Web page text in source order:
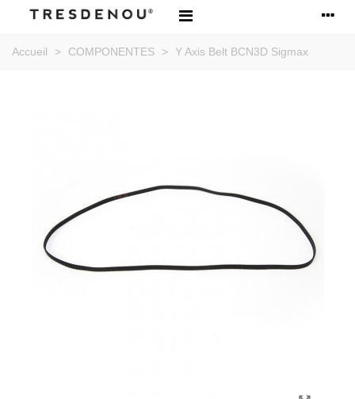
Accueil > COMPONENTES > Y Axis Belt BCN3D Sigmax